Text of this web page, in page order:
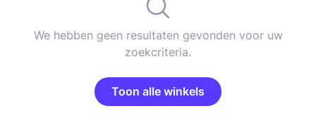
We hebben geen resultaten gevonden voor uw
zoekcriteria.
Toon alle winkels